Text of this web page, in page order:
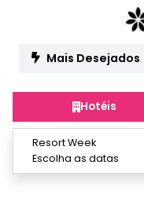
Mais Desejados
Hotéis
Resort Week
Escolha as datas